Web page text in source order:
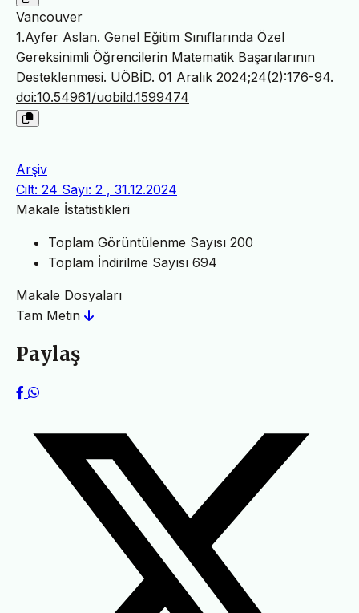
Vancouver
1.Ayfer Aslan. Genel Eğitim Sınıflarında Özel
Gereksinimli Öğrencilerin Matematik Başarılarının
Desteklenmesi. UÖBİD. 01 Aralık 2024;24(2):176-94.
doi:10.54961/uobild.1599474
Arşiv
Cilt: 24 Sayı: 2 , 31.12.2024
Makale İstatistikleri
Toplam Görüntülenme Sayısı 200
Toplam İndirilme Sayısı 694
Makale Dosyaları
Tam Metin
Paylaş